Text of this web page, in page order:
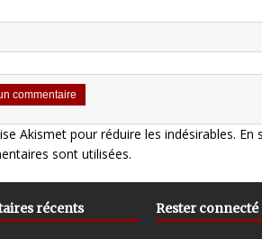
Akismet pour réduire les indésirables. En
sont utilisées.
récents Rester connecté